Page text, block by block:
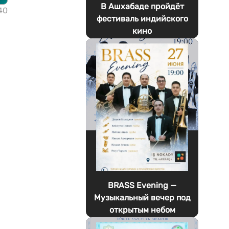
В Ашхабаде пройдёт
фестиваль индийского
кино
BRASS Evening —
Музыкальный вечер под
открытым небом